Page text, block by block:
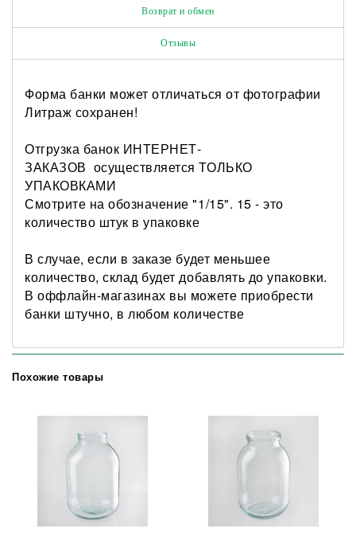
Возврат и обмен
Отзывы
Форма банки может отличаться от фотографии
Литраж сохранен!
Отгрузка банок ИНТЕРНЕТ-
ЗАКАЗОВ осуществляется ТОЛЬКО
УПАКОВКАМИ
Смотрите на обозначение "1/15". 15 - это
количество штук в упаковке
В случае, если в заказе будет меньшее
количество, склад будет добавлять до упаковки.
В оффлайн-магазинах вы можете приобрести
банки штучно, в любом количестве
Похожие товары